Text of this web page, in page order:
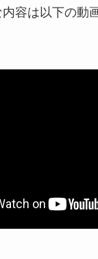
容は以下の動